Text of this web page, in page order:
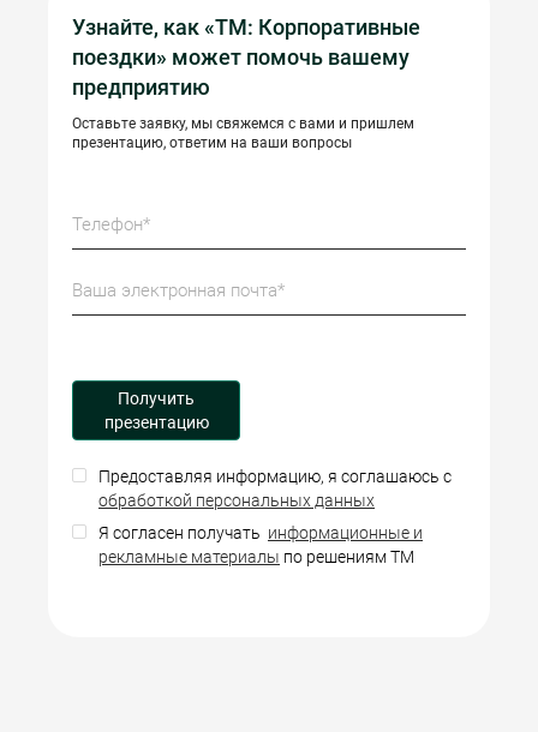
Узнайте, как «ТМ: Корпоративные
поездки» может помочь вашему
предприятию
Оставьте заявку, мы свяжемся с вами и пришлем
презентацию, ответим на ваши вопросы
Предоставляя информацию, я соглашаюсь с
обработкой персональных данных
Я согласен получать информационные и
рекламные материалы по решениям ТМ